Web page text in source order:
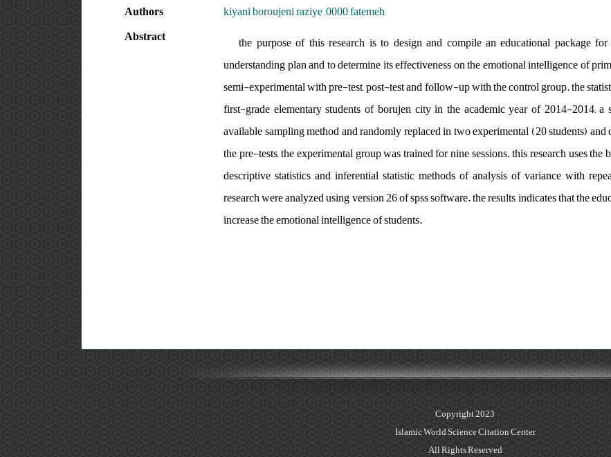
Authors
kiyani boroujeni raziye ,0000 fatemeh
Abstract
the purpose of this research is to design and compile an educational package
understanding plan and to determine its effectiveness on the emotional intelligence of
semi-experimental with pre-test, post-test and follow-up with the control group. the
first-grade elementary students of borujen city in the academic year of 2014-2014;
available sampling method and randomly replaced in two experimental (20 students)
the pre-tests, the experimental group was trained for nine sessions. this research uses
descriptive statistics and inferential statistic methods of analysis of variance with
research were analyzed using version 26 of spss software. the results indicates that the
increase the emotional intelligence of students.
Copyright 2023
Islamic World Science Citation Center
All Rights Reserved